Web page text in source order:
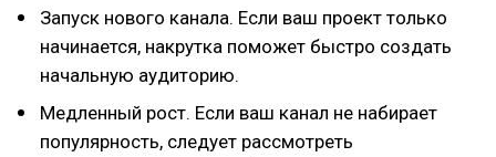
Запуск нового канала. Если ваш проект только
начинается, накрутка поможет быстро создать
начальную аудиторию.
Медленный рост. Если ваш канал не набирает
популярность, следует рассмотреть